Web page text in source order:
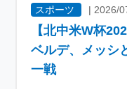
スポーツ |2026/
【北中米W杯
ベルデ、メッシ
一戦